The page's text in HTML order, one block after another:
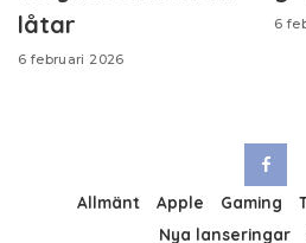
låtar
6 februari 2026
6
Allmänt Apple Gaming
Nya lanseringar